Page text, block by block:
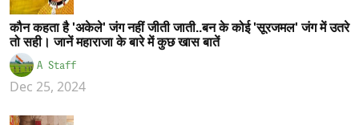
कौन कहता है 'अकेले' जंग नहीं जीती जाती..बन के कोई 'सूरजमल' जंग में उतरे
तो सही। जानें महाराजा के बारे में कुछ खास बातें
A Staff
Dec 25, 2024